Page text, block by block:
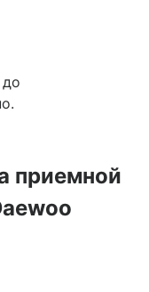
приемной